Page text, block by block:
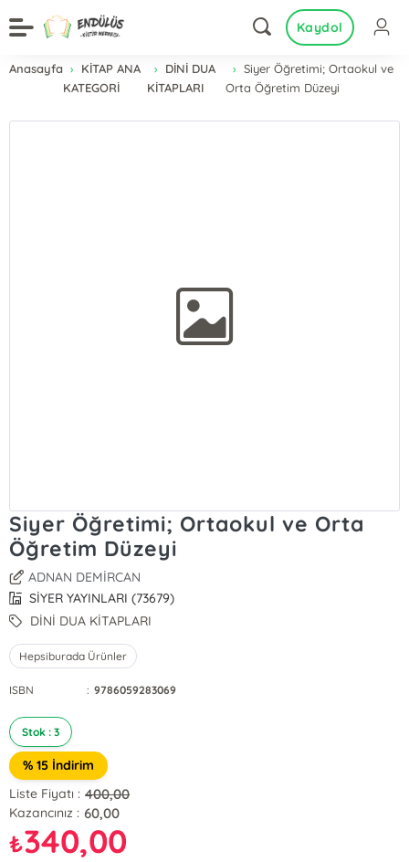
Kaydol
Anasayfa
KİTAP ANA
KATEGORİ
DİNİ DUA
KİTAPLARI
Siyer Öğretimi; Ortaokul ve
Orta Öğretim Düzeyi
Siyer Öğretimi; Ortaokul ve Orta
Öğretim Düzeyi
ADNAN DEMİRCAN
SİYER YAYINLARI (73679)
DİNİ DUA KİTAPLARI
Hepsiburada Ürünler
ISBN : 9786059283069
Stok : 3
% 15 İndirim
Liste Fiyatı : 400,00
Kazancınız : 60,00
₺340,00